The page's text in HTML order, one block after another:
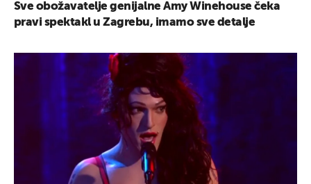
Sve obožavatelje genijalne Amy Winehouse čeka
pravi spektakl u Zagrebu, imamo sve detalje